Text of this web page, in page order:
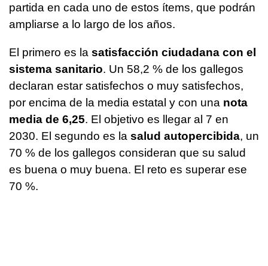
partida en cada uno de estos ítems, que podrán
ampliarse a lo largo de los años.
El primero es la satisfacción ciudadana con el
sistema sanitario. Un 58,2 % de los gallegos
declaran estar satisfechos o muy satisfechos,
por encima de la media estatal y con una nota
media de 6,25. El objetivo es llegar al 7 en
2030. El segundo es la salud autopercibida, un
70 % de los gallegos consideran que su salud
es buena o muy buena. El reto es superar ese
70 %.